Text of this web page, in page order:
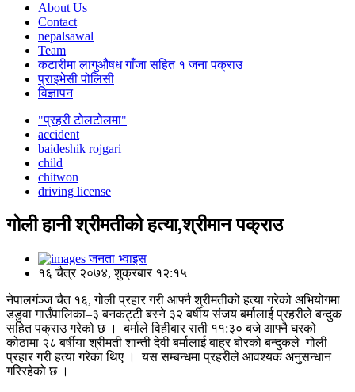
About Us
Contact
nepalsawal
Team
कटारीमा लागुऔषध गाँजा सहित १ जना पक्राउ
प्राइभेसी पोलिसी
विज्ञापन
"प्रहरी टोलटोलमा"
accident
baideshik rojgari
child
chitwon
driving license
गोली हानी श्रीमतीको हत्या,श्रीमान पक्राउ
जनता भ्वाइस
१६ चैत्र २०७४, शुक्रबार १२:१५
नेपालगंञ्ज चैत १६, गोली प्रहार गरी आफ्नै श्रीमतीको हत्या गरेको अभियोगमा
डडुवा गाउँपालिका–३ बनकट्टी बस्ने ३२ बर्षीय संजय बर्मालाई प्रहरीले बन्दुक
सहित पक्राउ गरेको छ । बर्माले विहीबार राती ११:३० बजे आफ्नै घरको
कोठामा २८ बर्षीया श्रीमती शान्ती देवी बर्मालाई बाह्र बोरको बन्दुकले गोली
प्रहार गरी हत्या गरेका थिए । यस सम्बन्धमा प्रहरीले आवश्यक अनुसन्धान
गरिरहेको छ ।